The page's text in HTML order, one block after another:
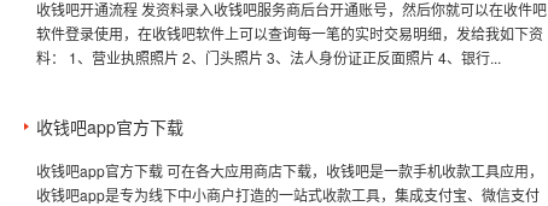
收钱吧开通流程 发资料录入收钱吧服务商后台开通账号，然后你就可以在收件吧
软件登录使用，在收钱吧软件上可以查询每一笔的实时交易明细，发给我如下资
料： 1、营业执照照片 2、门头照片 3、法人身份证正反面照片 4、银行...
收钱吧app官方下载
收钱吧app官方下载 可在各大应用商店下载，收钱吧是一款手机收款工具应用，
收钱吧app是专为线下中小商户打造的一站式收款工具，集成支付宝、微信支付